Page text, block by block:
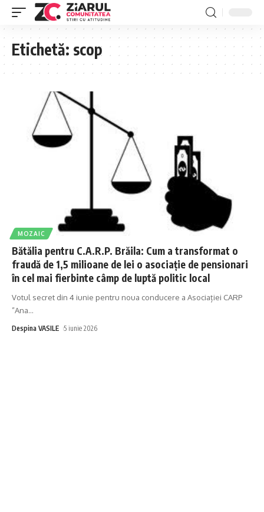
Etichetă: scop
MOZAIC
Bătălia pentru C.A.R.P. Brăila: Cum a transformat o
fraudă de 1,5 milioane de lei o asociație de pensionari
în cel mai fierbinte câmp de luptă politic local
Votul secret din 4 iunie pentru noua conducere a Asociației CARP
”Ana…
Despina VASILE 5 iunie 2026